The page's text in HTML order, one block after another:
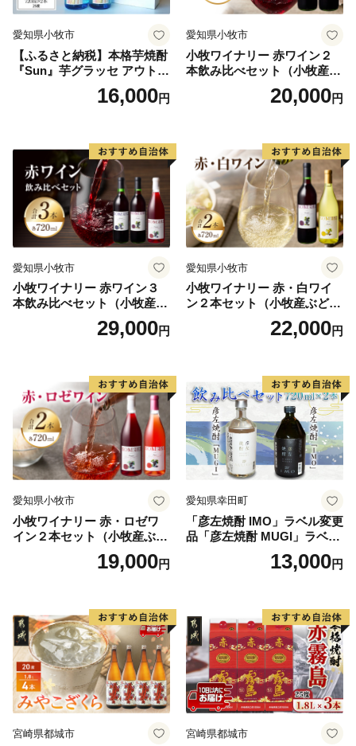
愛知県小牧市
【ふるさと納税】本格芋焼酎
『Sun』芋グラッセ アウトド
ア ソロキャンプ ベランピン
グ 巣ごもり 就労支援16,000円
愛知県小牧市
小牧ワイナリー 赤ワイン２
本飲み比べセット（小牧産ぶ
どう100％使用）20,000円
愛知県小牧市
小牧ワイナリー 赤ワイン３
本飲み比べセット（小牧産ぶ
どう100％使用）29,000円
愛知県小牧市
小牧ワイナリー 赤・白ワイ
ン２本セット（小牧産ぶどう
22,000円
愛知県小牧市
小牧ワイナリー 赤・ロゼワ
イン２本セット（小牧産ぶど
19,000円
愛知県幸田町
「彦左焼酎 IMO」ラベル変更
品「彦左焼酎 MUGI」ラベル
変更品 飲み比べ セット 合計
2本 720ml×各1本 25度 焼酎
13,000円
宮崎県都城市 宮崎県都城市